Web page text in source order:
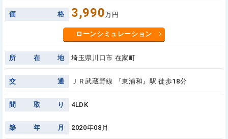
価 格 3,990万円
ローンシミュレーション
所 在 地 埼玉県川口市 在家町
交 通 ＪＲ武蔵野線 『東浦和』駅 徒歩18分
間 取 り 4LDK
築 年 月 2020年08月